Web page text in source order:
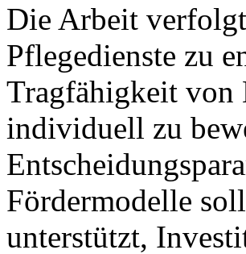
Die Arbeit
Pflegedienste zu
Tragfähigkeit von
individuell zu
Fördermodelle
unterstützt,